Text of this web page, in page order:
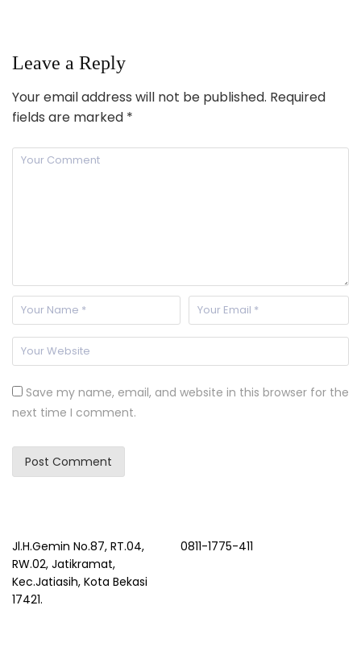
Leave a Reply
Your email address will not be published. Required
fields are marked *
Save my name, email, and website in this browser for the
next time I comment.
Jl.H.Gemin No.87, RT.04,
RW.02, Jatikramat,
Kec.Jatiasih, Kota Bekasi
17421.
0811-1775-411